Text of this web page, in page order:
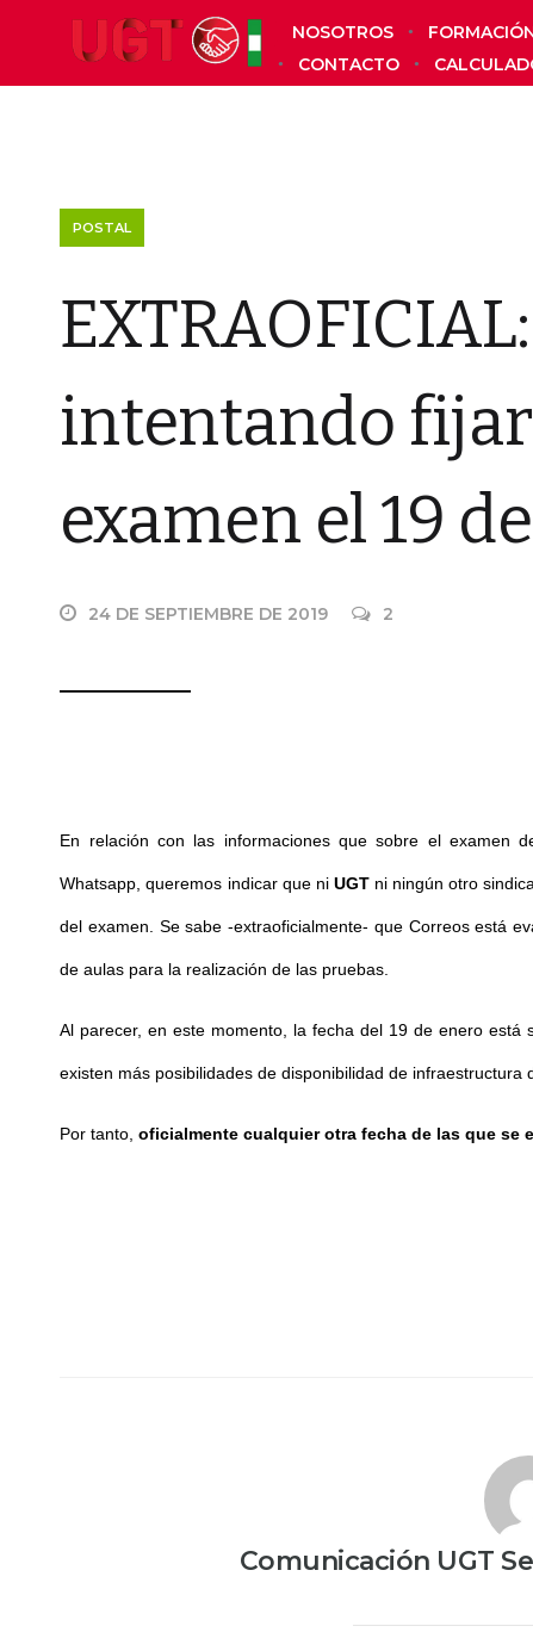
NOSOTROS
CONTACTO
POSTAL
intentando
examen el 19
24 DE SEPTIEMBRE DE 2019 2
En relación con las informaciones que sobre el examen
Whatsapp, queremos indicar que ni UGTni ningún otro
del examen. Se sabe -extraoficialmente- que Correos está
de aulas para la realización de las pruebas.
Al parecer, en este momento, la fecha del 19 de enero
existen más posibilidades de disponibilidad de infraestructura
Por tanto, oficialmente cualquier otra fecha de las que se
Comunicación UGT